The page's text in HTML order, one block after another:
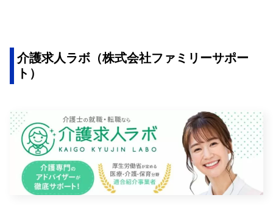
介護求人ラボ（株式会社ファミリーサポー
ト）